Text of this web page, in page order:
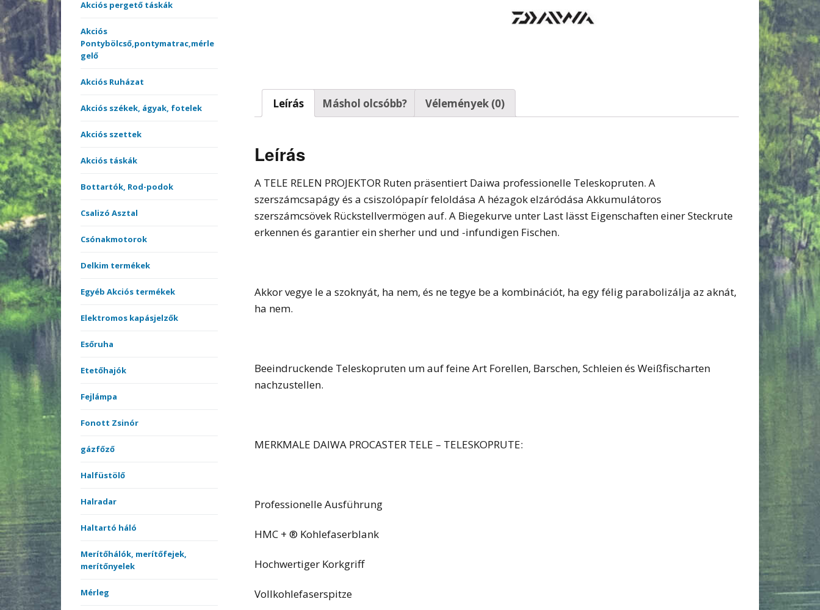
merítőnyelek
Akciós pergető táskák
Akciós
Pontybölcső,pontymatrac,mérle
gelő
Akciós Ruházat
Akciós székek, ágyak, fotelek
Akciós szettek
Akciós táskák
Bottartók, Rod-podok
Csalizó Asztal
Csónakmotorok
Delkim termékek
Egyéb Akciós termékek
Elektromos kapásjelzők
Esőruha
Etetőhajók
Fejlámpa
Fonott Zsinór
gázfőző
Halfüstölő
Halradar
Haltartó háló
Merítőhálók, merítőfejek,
merítőnyelek
Mérleg
Leírás Máshol olcsóbb? Vélemények (0)
Leírás
A TELE RELEN PROJEKTOR Ruten präsentiert Daiwa professionelle Teleskopruten. A
szerszámcsapágy és a csiszolópapír feloldása A hézagok elzáródása Akkumulátoros
szerszámcsövek Rückstellvermögen auf. A Biegekurve unter Last lässt Eigenschaften einer Steckrute
erkennen és garantier ein sherher und und -infundigen Fischen.
Akkor vegye le a szoknyát, ha nem, és ne tegye be a kombinációt, ha egy félig parabolizálja az aknát,
ha nem.
Beeindruckende Teleskopruten um auf feine Art Forellen, Barschen, Schleien és Weißfischarten
nachzustellen.
MERKMALE DAIWA PROCASTER TELE – TELESKOPRUTE:
Professionelle Ausführung
HMC + ® Kohlefaserblank
Hochwertiger Korkgriff
Vollkohlefaserspitze